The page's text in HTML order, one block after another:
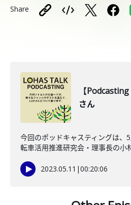
Share
【
さん
今回のポッドキャスティングは、
転車活用推進研究会・理事長の小
2023.05.11 |00:20:06